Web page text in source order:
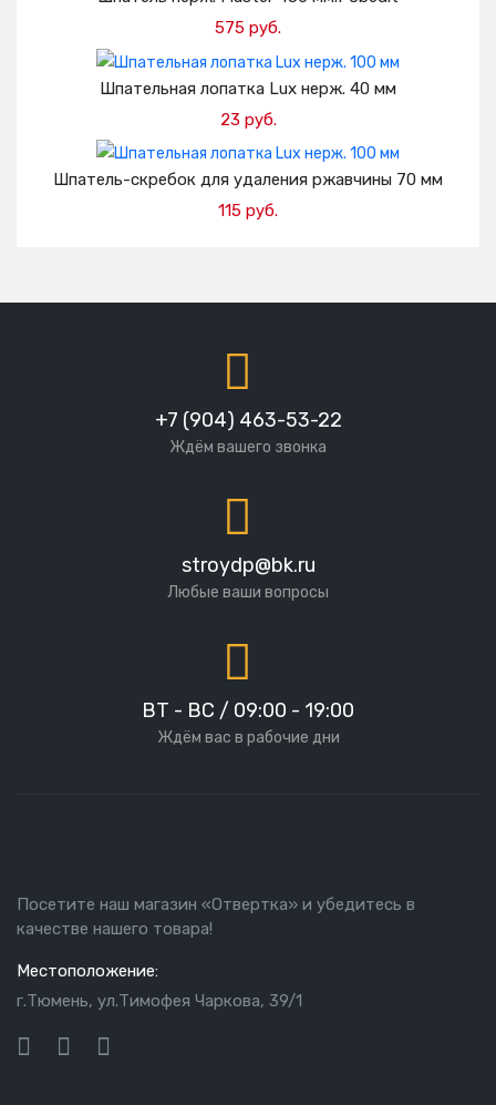
575 руб.
Добавить в корзину
Шпательная лопатка Lux нерж. 40 мм
23 руб.
Добавить в корзину
Шпатель-скребок для удаления ржавчины 70 мм
115 руб.
+7 (904) 463-53-22
Ждём вашего звонка
stroydp@bk.ru
Любые ваши вопросы
ВТ - ВС / 09:00 - 19:00
Ждём вас в рабочие дни
Посетите наш магазин «Отвертка» и убедитесь в
качестве нашего товара!
Местоположение:
г.Тюмень, ул.Тимофея Чаркова, 39/1